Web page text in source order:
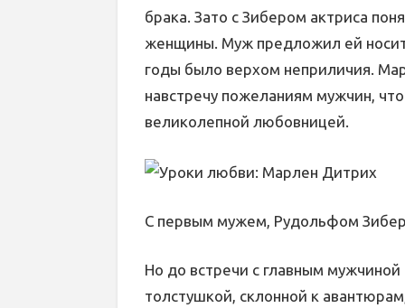
брака. Зато с Зибером актриса
женщины. Муж предложил ей
годы было верхом неприличия.
навстречу пожеланиям мужчин,
великолепной любовницей.
С первым мужем, Рудольфом
Но до встречи с главным
толстушкой, склонной к